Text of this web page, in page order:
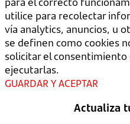
utilice para recolectar
vía analytics, anuncios, u
se definen como cookies
solicitar el
ejecutarlas.
GUARDAR Y ACEPTAR
Actualiza